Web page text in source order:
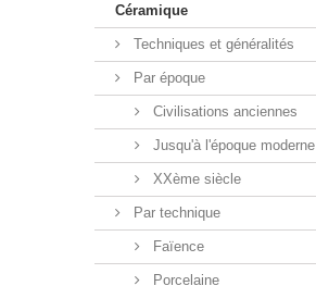
Céramique
Techniques et généralités
Par époque
Civilisations anciennes
Jusqu'à l'époque moderne
XXème siècle
Par technique
Faïence
Porcelaine